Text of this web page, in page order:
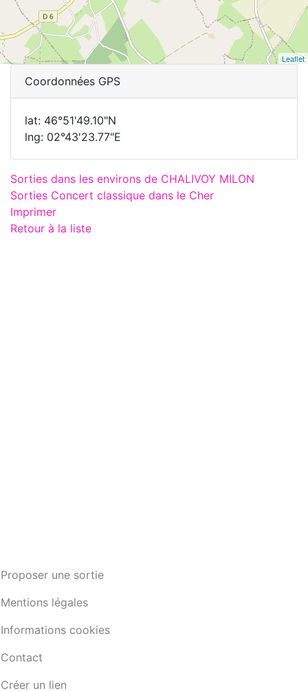
Leaflet
Coordonnées GPS
lat: 46°51'49.10"N
lng: 02°43'23.77"E
Sorties dans les environs de CHALIVOY MILON
Sorties Concert classique dans le Cher
Imprimer
Retour à la liste
Proposer une sortie
Mentions légales
Informations cookies
Contact
Créer un lien